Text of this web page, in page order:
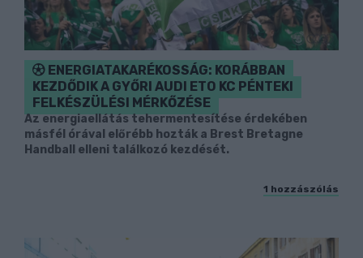
ENERGIATAKARÉKOSSÁG: KORÁBBAN
KEZDŐDIK A GYŐRI AUDI ETO KC PÉNTEKI
FELKÉSZÜLÉSI MÉRKŐZÉSE
Az energiaellátás tehermentesítése érdekében
másfél órával előrébb hozták a Brest Bretagne
Handball elleni találkozó kezdését.
1 hozzászólás